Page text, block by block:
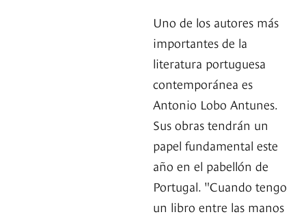
Uno de los autores más
importantes de la
literatura portuguesa
contemporánea es
Antonio Lobo Antunes.
Sus obras tendrán un
papel fundamental este
año en el pabellón de
Portugal. "Cuando tengo
un libro entre las manos